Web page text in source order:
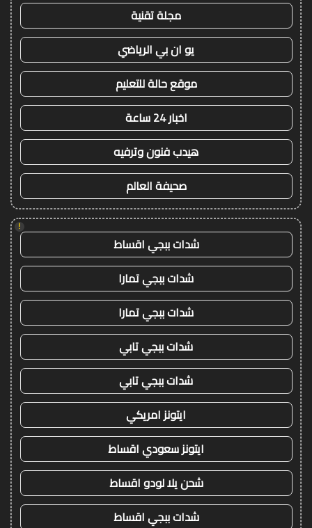
مجلة تقنية
يو ان بي الرياضي
موقع حالة للتعليم
اخبار 24 ساعة
هيدب فنون وترفيه
صحيفة العالم
!
شدات ببجي اقساط
شدات ببجي تمارا
شدات ببجي تمارا
شدات ببجي تابي
شدات ببجي تابي
ايتونز امريكي
ايتونز سعودي اقساط
شحن يلا لودو اقساط
شدات ببجي اقساط